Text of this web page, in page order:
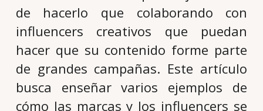
de hacerlo que colaborando con
influencers creativos que puedan
hacer que su contenido forme parte
de grandes campañas. Este artículo
busca enseñar varios ejemplos de
cómo las marcas y los influencers se